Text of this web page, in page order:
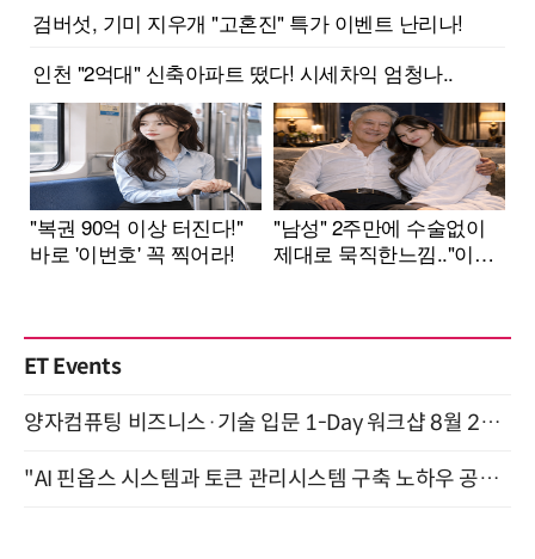
ET Events
양자컴퓨팅 비즈니스·기술 입문 1-Day 워크샵 8월 28일 개최
"AI 핀옵스 시스템과 토큰 관리시스템 구축 노하우 공개" 잠실 한국광고문화회관 2층 대회의실 (8/21)